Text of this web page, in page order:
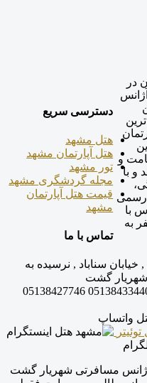
در
ترین
و
و با
رسمی
با
به
دسترسی سریع
هتل مشهد
هتل آپارتمان مشهد
تور مشهد
مجله گردشگری مشهد
قیمت هتل آپارتمان
مشهد
تماس با ما
خیابان سناباد , نرسیده به
شهریار گشت
05138427746
مسافرتی شهریار گشت